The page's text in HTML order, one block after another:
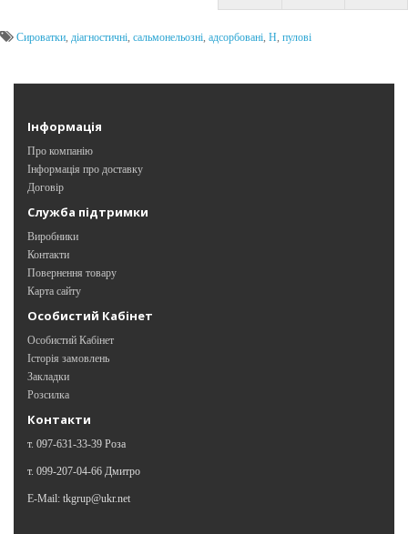
Сироватки діагностичні сальмонельозні адсорбовані H пулові
Інформація
Про компанію
Інформація про доставку
Договір
Служба підтримки
Виробники
Контакти
Повернення товару
Карта сайту
Особистий Кабінет
Особистий Кабінет
Історія замовлень
Закладки
Розсилка
Контакти
т. 097-631-33-39 Роза
т. 099-207-04-66 Дмитро
E-Mail: tkgrup@ukr.net